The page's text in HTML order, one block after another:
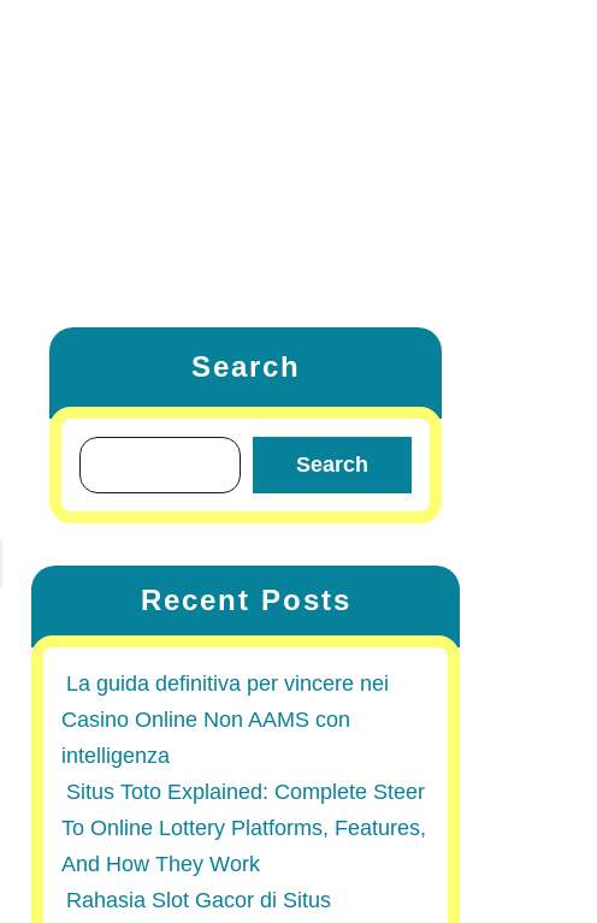
Search
Search
Recent Posts
La guida definitiva per vincere nei
Casino Online Non AAMS con
intelligenza
Situs Toto Explained: Complete Steer
To Online Lottery Platforms, Features,
And How They Work
Rahasia Slot Gacor di Situs